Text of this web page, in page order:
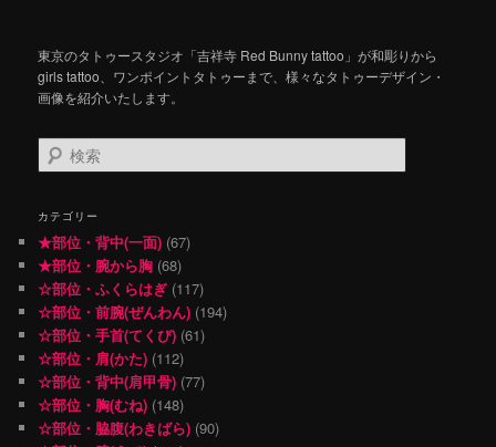
東京のタトゥースタジオ「吉祥寺 Red Bunny tattoo」が和彫りから
girls tattoo、ワンポイントタトゥーまで、様々なタトゥーデザイン・
画像を紹介いたします。
検
索
カテゴリー
★部位・背中(一面) (67)
★部位・腕から胸 (68)
☆部位・ふくらはぎ (117)
☆部位・前腕(ぜんわん) (194)
☆部位・手首(てくび) (61)
☆部位・肩(かた) (112)
☆部位・背中(肩甲骨) (77)
☆部位・胸(むね) (148)
☆部位・脇腹(わきばら) (90)